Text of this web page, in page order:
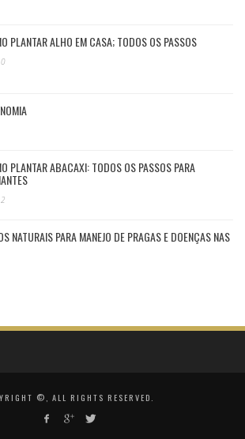
PLANTAR ALHO EM CASA; TODOS OS PASSOS
0
PLANTAR ABACAXI: TODOS OS PASSOS PARA
2
NATURAIS PARA MANEJO DE PRAGAS E DOENÇAS NAS
©, ALL RIGHTS RESERVED.